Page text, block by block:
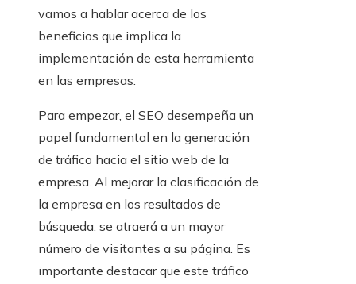
vamos a hablar acerca de los
beneficios que implica la
implementación de esta herramienta
en las empresas.
Para empezar, el SEO desempeña un
papel fundamental en la generación
de tráfico hacia el sitio web de la
empresa. Al mejorar la clasificación de
la empresa en los resultados de
búsqueda, se atraerá a un mayor
número de visitantes a su página. Es
importante destacar que este tráfico